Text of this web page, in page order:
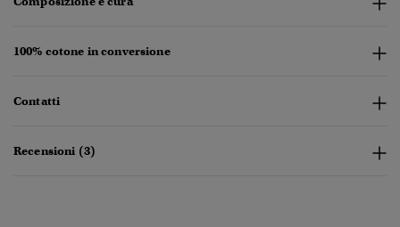
100% cotone in conversione
Contatti
Recensioni (3)